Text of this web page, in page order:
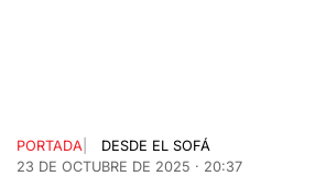
PORTADA
DESDE EL SOFÁ
23 DE OCTUBRE DE 2025 · 20:37